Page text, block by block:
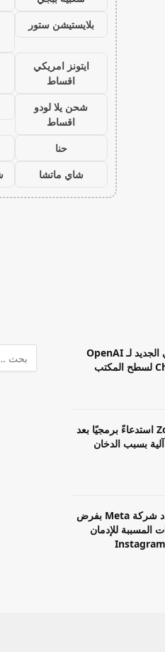
بلايستيشن ستور
ايتونز امريكي
اقساط
شحن يلا لودو
اقساط
حنا
شاي ماتشا
يصل الوضع الصوتي الجديد لـ OpenAI
أصدرت شركة Zoox استدعاءً برمجيًا بعد
بسبب الدخان
الاتحاد الأوروبي يهدد شركة Meta بفرض
المسببة للإدمان